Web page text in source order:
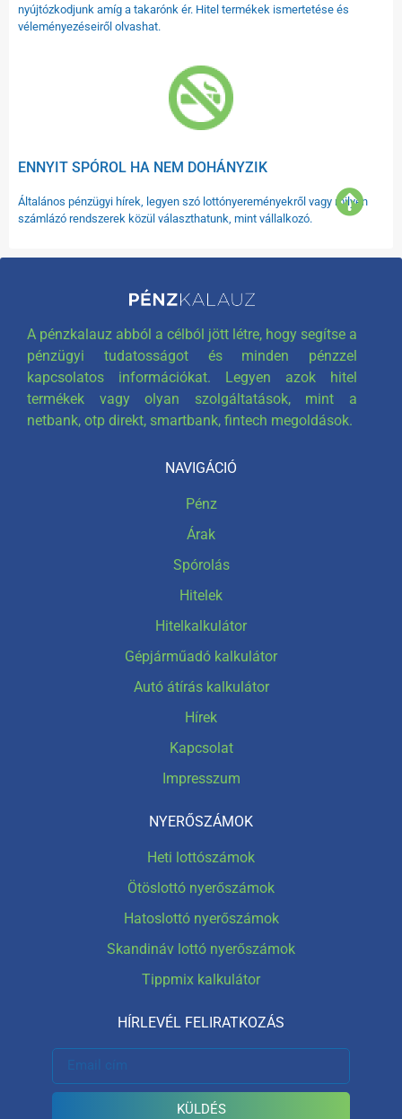
nyújtózkodjunk amíg a takarónk ér. Hitel termékek ismertetése és
véleményezéseiről olvashat.
ENNYIT SPÓROL HA NEM DOHÁNYZIK
Általános pénzügyi hírek, legyen szó lottónyereményekről vagy milyen
számlázó rendszerek közül választhatunk, mint vállalkozó.
A pénzkalauz abból a célból jött létre, hogy segítse a
pénzügyi tudatosságot és minden pénzzel
kapcsolatos információkat. Legyen azok hitel
termékek vagy olyan szolgáltatások, mint a
netbank, otp direkt, smartbank, fintech megoldások.
NAVIGÁCIÓ
Pénz
Árak
Spórolás
Hitelek
Hitelkalkulátor
Gépjárműadó kalkulátor
Autó átírás kalkulátor
Hírek
Kapcsolat
Impresszum
NYERŐSZÁMOK
Heti lottószámok
Ötöslottó nyerőszámok
Hatoslottó nyerőszámok
Skandináv lottó nyerőszámok
Tippmix kalkulátor
HÍRLEVÉL FELIRATKOZÁS
KÜLDÉS